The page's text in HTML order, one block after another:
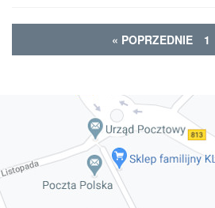
« POPRZEDNIE 1